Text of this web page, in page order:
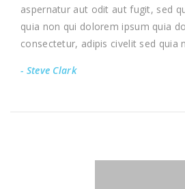
aspernatur aut odit aut fugit, sed
quia non qui dolorem ipsum quia
consectetur, adipis civelit sed quia
- Steve Clark